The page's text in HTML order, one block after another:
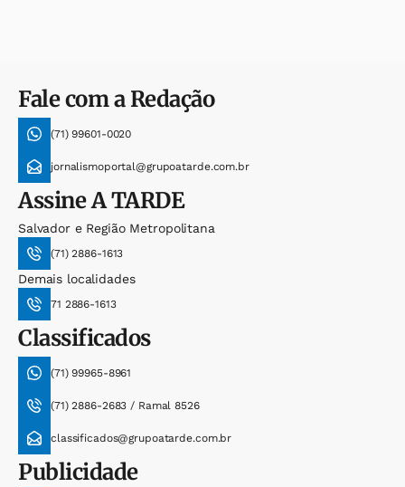
Fale com a Redação
(71) 99601-0020
jornalismoportal@grupoatarde.com.br
AssineA TARDE
Salvador e Região Metropolitana
(71) 2886-1613
Demais localidades
71 2886-1613
Classificados
(71) 99965-8961
(71) 2886-2683 / Ramal 8526
classificados@grupoatarde.com.br
Publicidade